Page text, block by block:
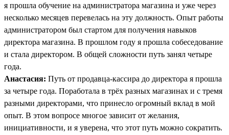
я прошла обучение на администратора магазина и уже через
несколько месяцев перевелась на эту должность. Опыт работы
администратором был стартом для получения навыков
директора магазина. В прошлом году я прошла собеседование
и стала директором. В общей сложности путь занял четыре
года.
Анастасия: Путь от продавца-кассира до директора я прошла
за четыре года. Поработала в трёх разных магазинах и с тремя
разными директорами, что принесло огромный вклад в мой
опыт. В этом вопросе многое зависит от желания,
инициативности, и я уверена, что этот путь можно сократить.